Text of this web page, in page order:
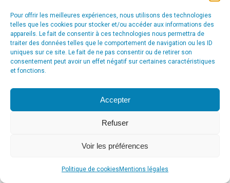
Pour offrir les meilleures expériences, nous utilisons des technologies
telles que les cookies pour stocker et/ou accéder aux informations des
appareils. Le fait de consentir à ces technologies nous permettra de
traiter des données telles que le comportement de navigation ou les ID
uniques sur ce site. Le fait de ne pas consentir ou de retirer son
consentement peut avoir un effet négatif sur certaines caractéristiques
et fonctions.
Accepter
Refuser
Voir les préférences
Politique de cookies Mentions légales
© Agence Communication Support [ Agence CS ] - Conseil en
communication et marketing à Ath
menu_principal